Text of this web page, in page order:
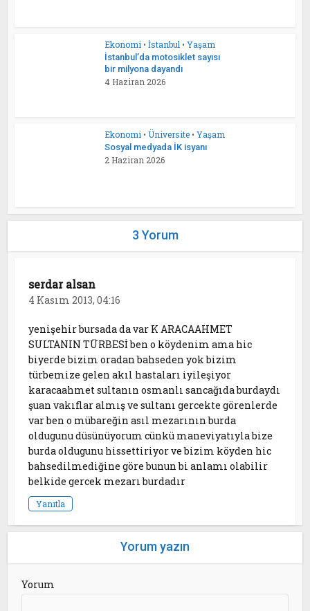
Ekonomi • İstanbul • Yaşam
İstanbul’da motosiklet sayısı
bir milyona dayandı
4 Haziran 2026
Ekonomi • Üniversite • Yaşam
Sosyal medyada İK isyanı
2 Haziran 2026
3 Yorum
serdar alsan
4 Kasım 2013, 04:16
yenişehir bursada da var K ARACAAHMET
SULTANIN TÜRBESİ ben o köydenim ama hic
biyerde bizim oradan bahseden yok bizim
türbemize gelen akıl hastaları iyileşiyor
karacaahmet sultanın osmanlı sancağıda burdaydı
şuan vakıflar almış ve sultanı gercekte görenlerde
var ben o mübareğin asıl mezarının burda
oldugunu düsünüyorum cünkü maneviyatıyla bize
burda oldugunu hissettiriyor ve bizim köyden hic
bahsedilmediğine göre bunun bi anlamı olabilir
belkide gercek mezarı burdadır
Yanıtla
Yorum yazın
Yorum